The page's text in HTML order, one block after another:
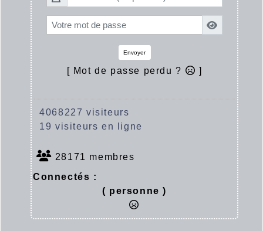
Envoyer
[ Mot de passe perdu ? ]
4068227 visiteurs
19 visiteurs en ligne
28171 membres
Connectés :
( personne )